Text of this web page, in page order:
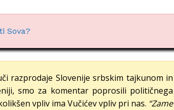
Sova?
razprodaje Slovenije srbskim tajkunom in
smo za komentar poprosili političnega
vpliv ima Vučićev vpliv pri nas. “Zame